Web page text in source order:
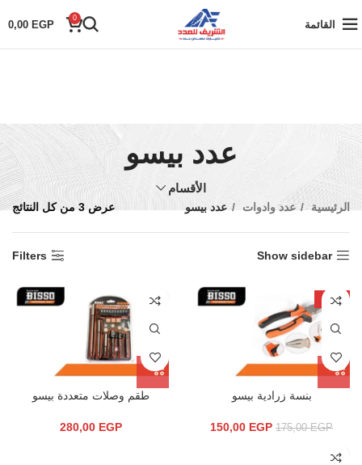
القائمة
0
0,00 EGP
عدد بيسو
الأقسام
الرئيسية عدد وادوات عدد بيسو عرض ⁦3⁩ من كل النتائج
Show sidebar
Filters
-14%
بنسة زرادية بيسو
175,00EGP
150,00 EGP
طقم وصلات متعددة بيسو
280,00 EGP